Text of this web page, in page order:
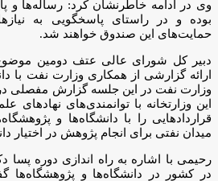
وی در ادامه خاطرنشان کرد: رساله‌ها و
بوده و در راستای پاسخگویی به
حمایت‌های این صندوق خواهند شد.
دبیر کل شورای عالی عتف دومین
ارائه گزارشی از همکاری وزارت نفت با
وزارت نفت در این جلسه گزارش مفصلی
این وزارتخانه با توانمندی‌های
میدان نفتی برای انجام پژوهش در اختیار
رحیمی با اشاره به راه اندازی دوره پسا
در کشور در دانشگاه‌ها و پژوهشگاه‌ها